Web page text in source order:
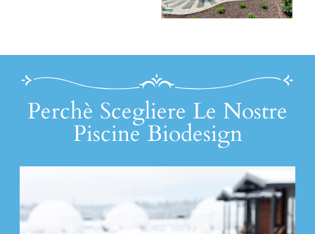
Perchè Scegliere Le Nostre
Piscine Biodesign